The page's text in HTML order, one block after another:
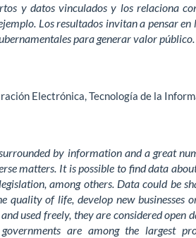
y datos vinculados y los relaciona
Los resultados invitan a pensar en
para generar valor público.
Electrónica Tecnología de la
by information and a great
matters. It is possible to find data
among others. Data could be
quality of life, develop new businesses
used freely, they are considered open
are among the largest